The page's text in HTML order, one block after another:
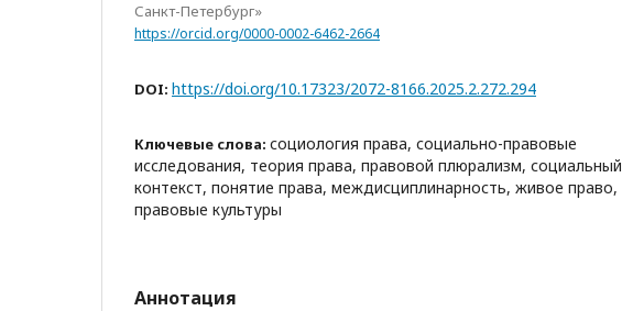
Санкт-Петербург»
https://orcid.org/0000-0002-6462-2664
DOI: https://doi.org/10.17323/2072-8166.2025.2.272.294
Ключевые слова: социология права, социально-правовые
исследования, теория права, правовой плюрализм, социальный
контекст, понятие права, междисциплинарность, живое право,
правовые культуры
Аннотация